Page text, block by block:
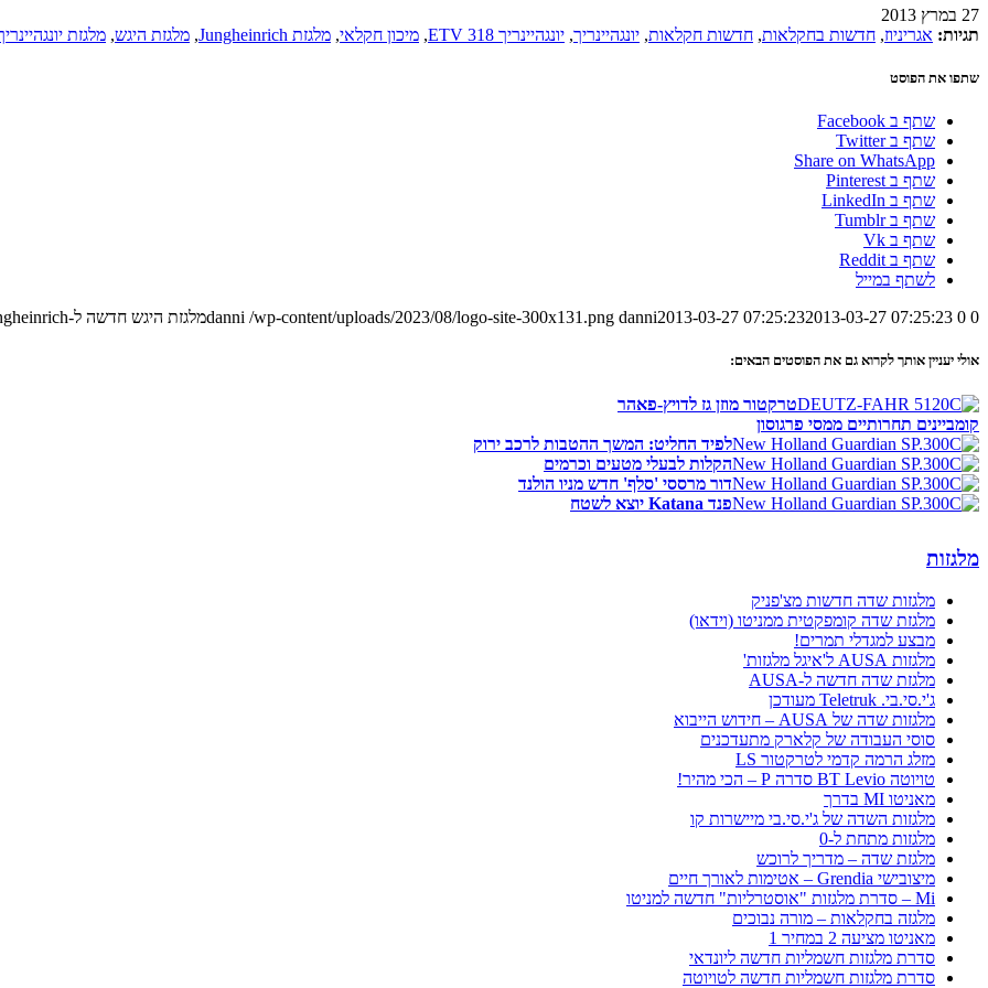
27 במרץ 2013
תגיות: אגריניוז, חדשות בחקלאות, חדשות חקלאות, יונגהיינריך, יונגהיינריך ETV 318 , מיכון חקלאי, מלגזת Jungheinrich , מלגזת היגש, מלגזת
שתפו את הפוסט
שתף ב Facebook
שתף ב Twitter
Share on WhatsApp
שתף ב Pinterest
שתף ב LinkedIn
שתף ב Tumblr
שתף ב Vk
שתף ב Reddit
לשתף במייל
0
0
danni /wp-content/uploads/2023/08/logo-site-300x131.png danni2013-03-27 07:25:232013-03-27 07:25:23 מלגזת היגש חדשה ל-Jungheinrich
אולי יעניין אותך לקרוא גם את הפוסטים הבאים:
טרקטור מוזן גז לדויץ-פאהר
קומביינים תחרותיים ממסי פרגוסון
לפיד החליט: המשך ההטבות לרכב ירוק
הקלות לבעלי מטעים וכרמים
דור מרססי 'סלף' חדש מניו הולנד
פנד Katana יוצא לשטח
מלגזות
מלגזות שדה חדשות מצ'פניק
מלגזת שדה קומפקטית ממניטו (וידאו)
מבצע למגדלי תמרים!
מלגזות AUSA ל'איגל מלגזות'
מלגזת שדה חדשה ל-AUSA
ג'י.סי.בי. Teletruk מעודכן
מלגזות שדה של AUSA – חידוש הייבוא
סוסי העבודה של קלארק מתעדכנים
מזלג הרמה קדמי לטרקטור LS
טויוטה BT Levio סדרה P – הכי מהיר!
מאניטו MI בדרך
מלגזות השדה של ג'י.סי.בי מיישרות קו
מלגזות מתחת ל-0
מלגזת שדה – מדריך לרוכש
מיצובישי Grendia – אטימות לאורך חיים
Mi – סדרת מלגזות "אוסטרליות" חדשה למניטו
מלגזה בחקלאות – מורה נבוכים
מאניטו מציעה 2 במחיר 1
סדרת מלגזות חשמליות חדשה ליונדאי
סדרת מלגזות חשמליות חדשה לטויוטה